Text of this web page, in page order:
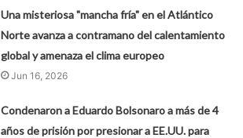
Una misteriosa "mancha fría" en el Atlántico
Norte avanza a contramano del calentamiento
global y amenaza el clima europeo
Jun 16, 2026
Condenaron a Eduardo Bolsonaro a más de 4
años de prisión por presionar a EE.UU. para